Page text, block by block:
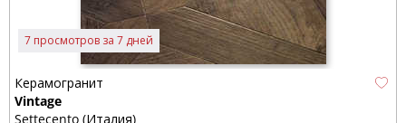
7 просмотров за 7 дней
Керамогранит
Vintage
Settecento (Италия)